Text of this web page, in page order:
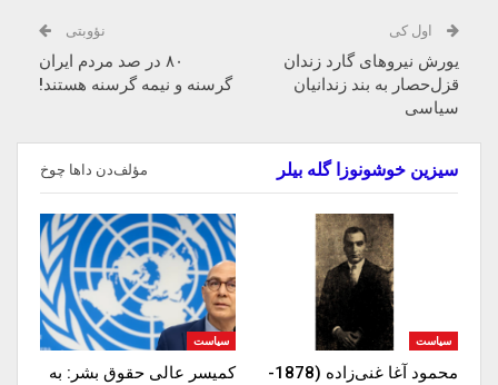
اول کی
یورش نیروهای گارد زندان
قزل‌حصار به بند زندانیان
سیاسی
نؤوبتی
۸۰ در صد مردم ایران
گرسنه و نیمه گرسنه هستند!
سیزین خوشونوزا گله بیلر مؤلف‌دن داها چوخ
سیاست
محمود آغا غنی‌زاده (1878-
سیاست
کمیسر عالی حقوق بشر: به